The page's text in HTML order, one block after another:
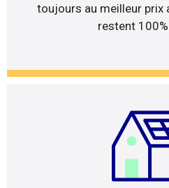
toujours au meilleur prix
restent